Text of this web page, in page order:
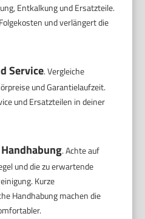
Entkalkung und Ersatzteile.
und verlängert die
Service. Vergleiche
und Garantielaufzeit.
und Ersatzteilen in deiner
. Achte auf
und die zu erwartende
Kurze
Handhabung machen die